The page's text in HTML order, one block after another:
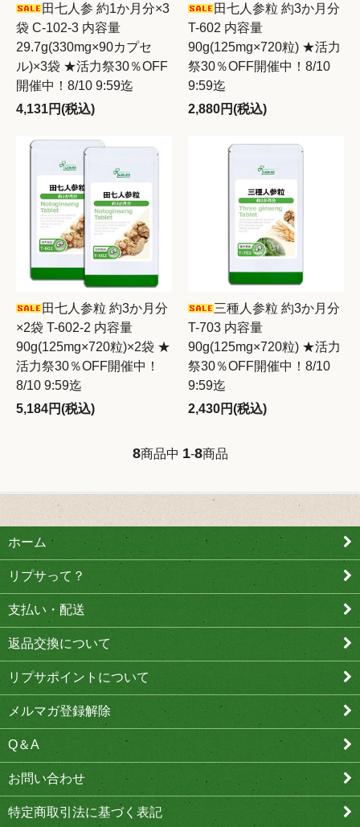
田七人参 約1か月分×3
袋 C-102-3 内容量
29.7g(330mg×90カプセ
ル)×3袋 ★活力祭30％OFF
開催中！8/10 9:59迄
4,131円(税込)
田七人参粒 約3か月分
T-602 内容量
90g(125mg×720粒) ★活力
祭30％OFF開催中！8/10
9:59迄
2,880円(税込)
田七人参粒 約3か月分
×2袋 T-602-2 内容量
90g(125mg×720粒)×2袋 ★
活力祭30％OFF開催中！
8/10 9:59迄
5,184円(税込)
三種人参粒 約3か月分
T-703 内容量
90g(125mg×720粒) ★活力
祭30％OFF開催中！8/10
9:59迄
2,430円(税込)
8商品中 1-8商品
ホーム
リプサって？
支払い・配送
返品交換について
リプサポイントについて
メルマガ登録解除
Q＆A
お問い合わせ
特定商取引法に基づく表記